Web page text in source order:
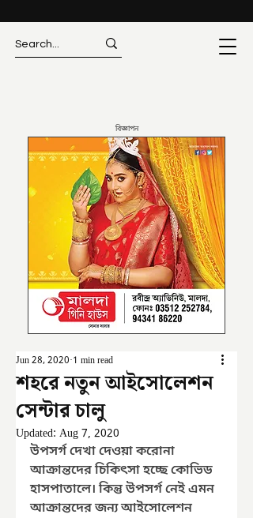
বিজ্ঞাপন
শহরে নতুন আইসোলেশন
সেন্টার চালু
Jun 28, 2020 1 min read
Updated: Aug 7, 2020
উপসর্গ দেখা দেওয়া করোনা
আক্রান্তদের চিকিৎসা হচ্ছে কোভিড
হাসপাতালে। কিন্তু উপসর্গ নেই এমন
আক্রান্তদের জন্য আইসোলেশন